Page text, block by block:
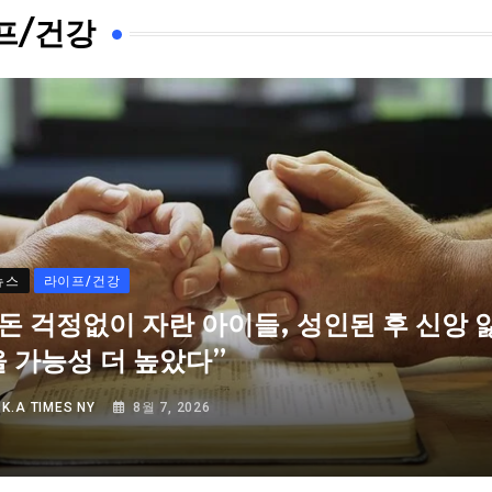
/건강
스 라이프/건강
걱정없이 자란 아이들, 성인된 후 신앙
가능성 더 높았다”
K.A TIMES NY 8월 7, 2026